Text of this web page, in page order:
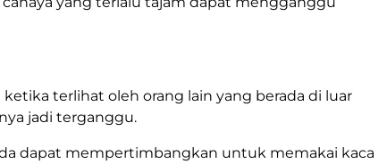
terlihat oleh orang lain yang berada di luar
jadi terganggu.
dapat mempertimbangkan untuk memakai kaca